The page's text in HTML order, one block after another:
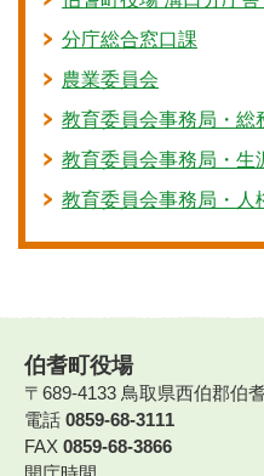
分庁総合窓口課
農業委員会
教育委員会事務局・総
教育委員会事務局・生
教育委員会事務局・人
伯耆町役場
〒689-4133 鳥取県西伯郡伯
電話 0859-68-3111
FAX 0859-68-3866